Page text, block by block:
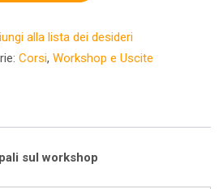
alla lista dei desideri
Corsi, Workshop e Uscite
sul workshop